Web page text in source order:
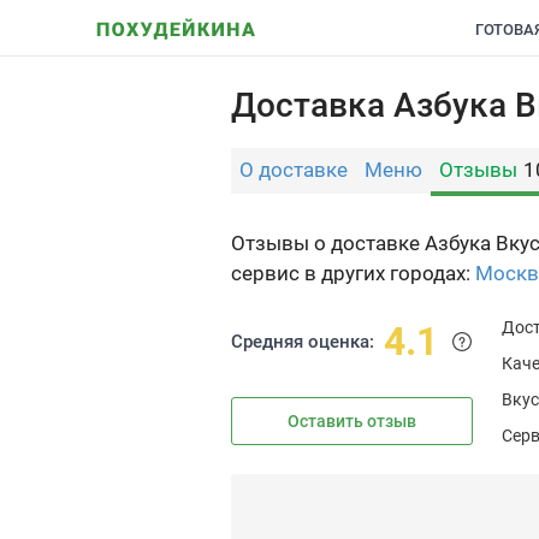
Доставка Азбука
О доставке Меню Отзывы
Отзывы о доставке Азбука
сервис в других городах:
Средняя оценка: 4.1
Оставить отзыв
Вкус